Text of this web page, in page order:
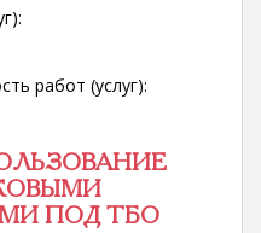
работ (услуг):
ПОД ТБО